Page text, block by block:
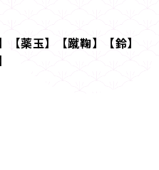
薬玉】【蹴鞠】【鈴】